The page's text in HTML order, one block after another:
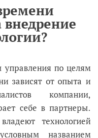
управления по целям
зависят от опыта и
компании,
себе в партнеры.
технологией
названием